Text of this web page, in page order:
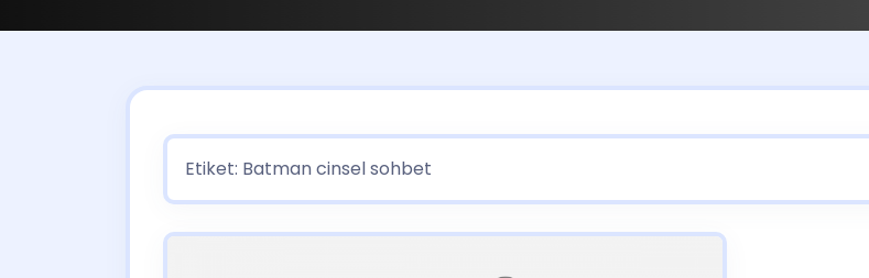
Etiket: Batman cinsel sohbet